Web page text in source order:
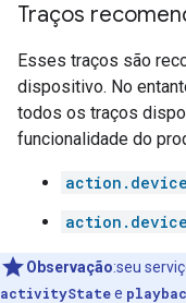
Traços
Esses traços são
dispositivo. No
todos os traços
funcionalidade do
Observação:seu
activityStatee